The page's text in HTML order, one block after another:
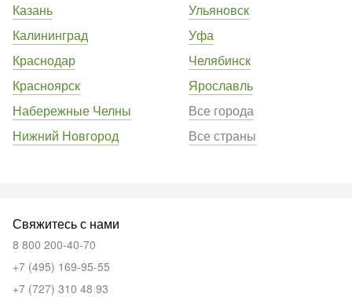
Казань
Калининград
Краснодар
Красноярск
Набережные Челны
Нижний Новгород
Ульяновск
Уфа
Челябинск
Ярославль
Все города
Все страны
Свяжитесь с нами
8 800 200-40-70
+7 (495) 169-95-55
+7 (727) 310 48 93